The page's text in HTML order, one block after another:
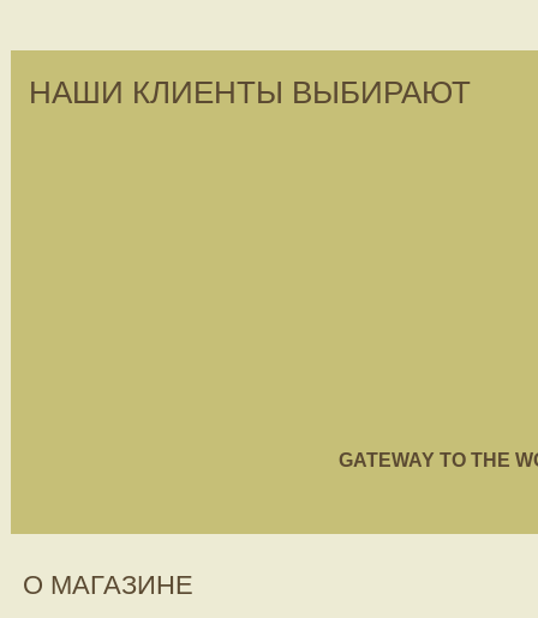
НАШИ КЛИЕНТЫ ВЫБИРАЮТ
GATEWAY TO THE
О МАГАЗИНЕ